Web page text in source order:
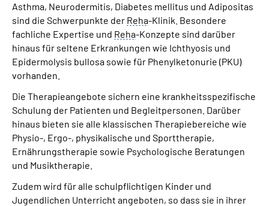
Asthma, Neurodermitis, Diabetes mellitus und Adipositas
sind die Schwerpunkte der Reha-Klinik. Besondere
fachliche Expertise und Reha-Konzepte sind darüber
hinaus für seltene Erkrankungen wie Ichthyosis und
Epidermolysis bullosa sowie für Phenylketonurie (PKU)
vorhanden.
Die Therapieangebote sichern eine krankheitsspezifische
Schulung der Patienten und Begleitpersonen. Darüber
hinaus bieten sie alle klassischen Therapiebereiche wie
Physio-, Ergo-, physikalische und Sporttherapie,
Ernährungstherapie sowie Psychologische Beratungen
und Musiktherapie.
Zudem wird für alle schulpflichtigen Kinder und
Jugendlichen Unterricht angeboten, so dass sie in ihrer